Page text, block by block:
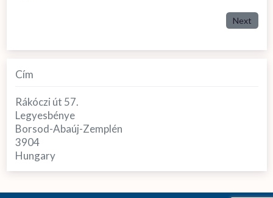
Next
Cím
Rákóczi út 57.
Legyesbénye
Borsod-Abaúj-Zemplén
3904
Hungary